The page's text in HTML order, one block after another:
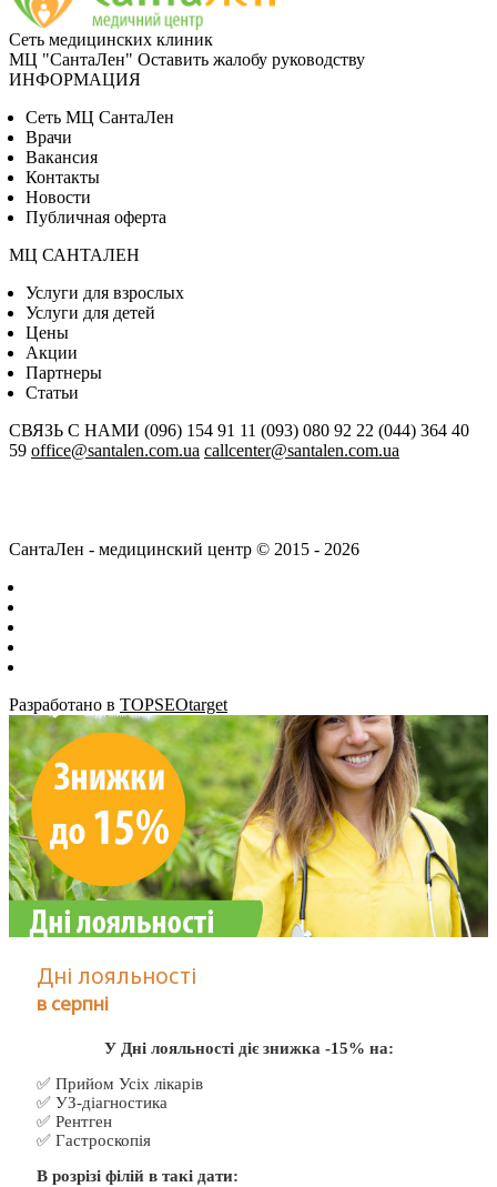
Сеть медицинских клиник
МЦ "СантаЛен" Оставить жалобу руководству
ИНФОРМАЦИЯ
Сеть МЦ СантаЛен
Врачи
Вакансия
Контакты
Новости
Публичная оферта
МЦ САНТАЛЕН
Услуги для взрослых
Услуги для детей
Цены
Акции
Партнеры
Статьи
СВЯЗЬ С НАМИ (096) 154 91 11 (093) 080 92 22 (044) 364 40
59 office@santalen.com.ua callcenter@santalen.com.ua
СантаЛен - медицинский центр © 2015 - 2026
Разработано в TOPSEOtarget
Дні лояльності
в серпні
У Дні лояльності діє знижка -15% на:
✅ Прийом Усіх лікарів
✅ УЗ-діагностика
✅ Рентген
✅ Гастроскопія
В розрізі філій в такі дати: